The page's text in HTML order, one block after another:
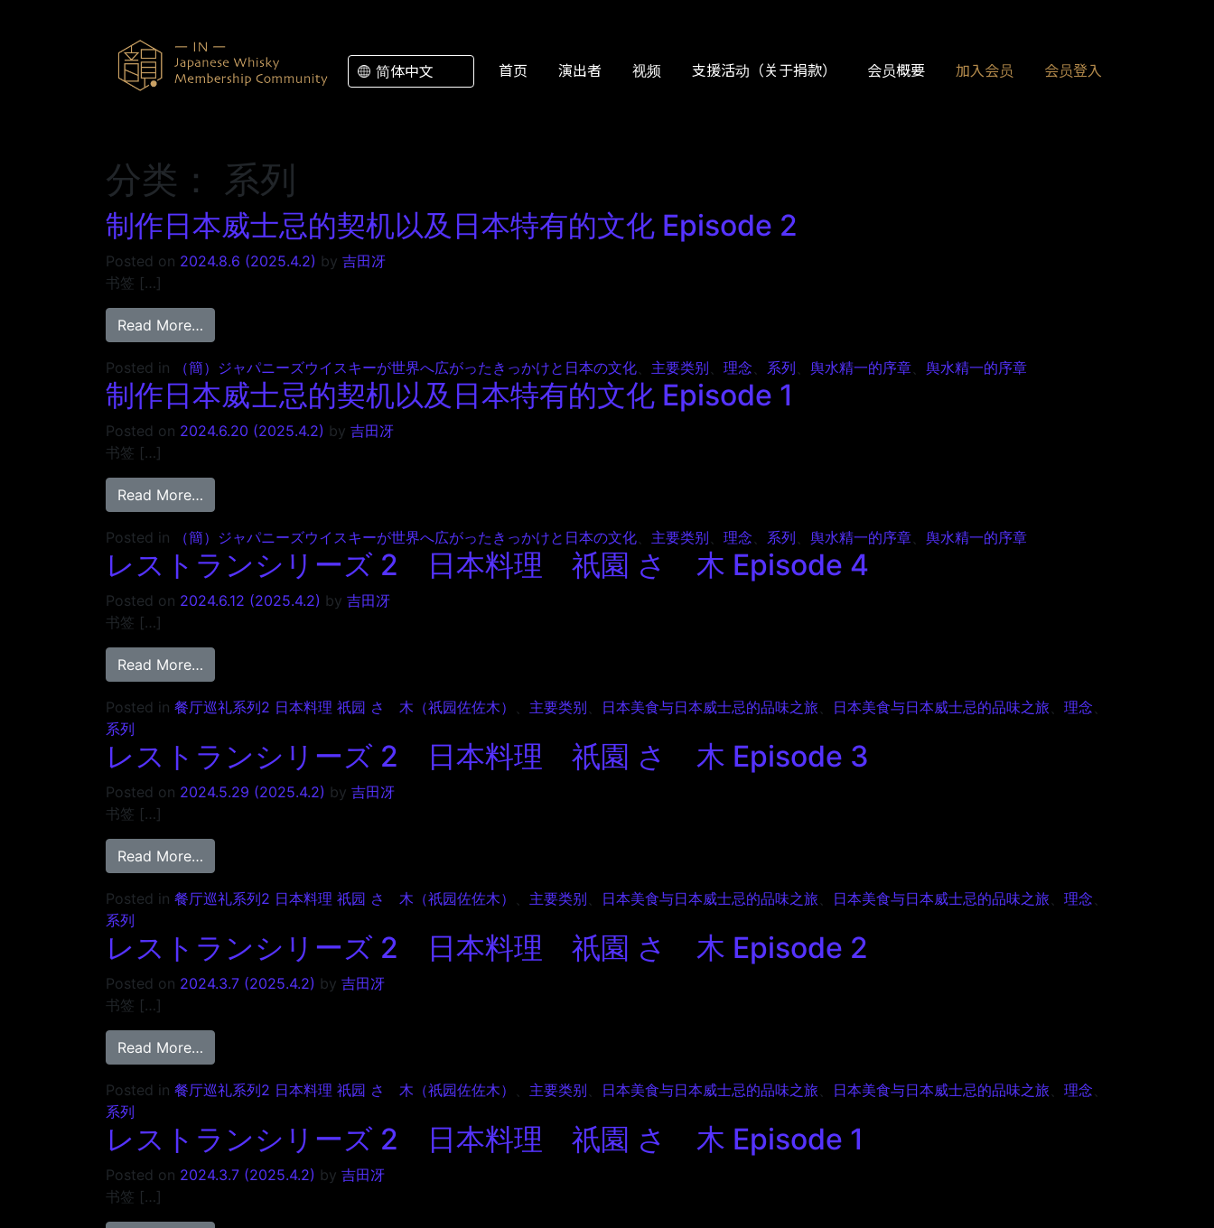
简体中文 首页 演出者 视频 支援活动（关于捐款） 会员概要 加入会员 会员登入
分类： 系列
制作日本威士忌的契机以及日本特有的文化 Episode 2
Posted on 2024.8.6 (2025.4.2) by 吉田冴
书签 […]
Read More…
Posted in （簡）ジャパニーズウイスキーが世界へ広がったきっかけと日本の文化 主要类别 理念 系列 舆水精一的序章 舆水精一的序章
制作日本威士忌的契机以及日本特有的文化 Episode 1
Posted on 2024.6.20 (2025.4.2) by 吉田冴
书签 […]
Read More…
Posted in （簡）ジャパニーズウイスキーが世界へ広がったきっかけと日本の文化 主要类别 理念 系列 舆水精一的序章 舆水精一的序章
レストランシリーズ 2 日本料理 祇園 さゝ木 Episode 4
Posted on 2024.6.12 (2025.4.2) by 吉田冴
书签 […]
Read More…
Posted in 餐厅巡礼系列2 日本料理 祇园 さゝ木（祇园佐佐木） 主要类别 日本美食与日本威士忌的品味之旅 日本美食与日本威士忌的品味之旅 理念
系列
レストランシリーズ 2 日本料理 祇園 さゝ木 Episode 3
Posted on 2024.5.29 (2025.4.2) by 吉田冴
书签 […]
Read More…
Posted in 餐厅巡礼系列2 日本料理 祇园 さゝ木（祇园佐佐木） 主要类别 日本美食与日本威士忌的品味之旅 日本美食与日本威士忌的品味之旅 理念
系列
レストランシリーズ 2 日本料理 祇園 さゝ木 Episode 2
Posted on 2024.3.7 (2025.4.2) by 吉田冴
书签 […]
Read More…
Posted in 餐厅巡礼系列2 日本料理 祇园 さゝ木（祇园佐佐木） 主要类别 日本美食与日本威士忌的品味之旅 日本美食与日本威士忌的品味之旅 理念
系列
レストランシリーズ 2 日本料理 祇園 さゝ木 Episode 1
Posted on 2024.3.7 (2025.4.2) by 吉田冴
书签 […]